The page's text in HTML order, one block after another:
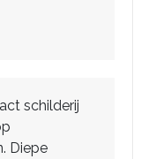
schilderij
Diepe